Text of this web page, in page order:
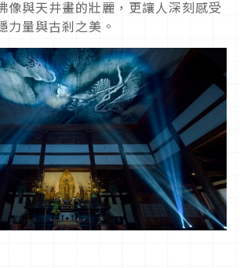
像與天井畫的壯麗，更讓人深刻感受
力量與古剎之美。